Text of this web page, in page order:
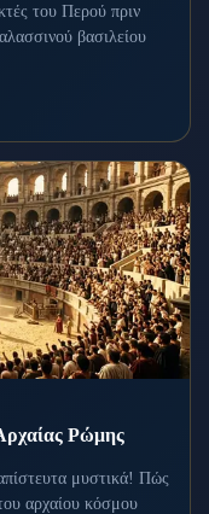
του Περού πριν
βασιλείου
Ρώμης
μυστικά! Πώς
αρχαίου κόσμου